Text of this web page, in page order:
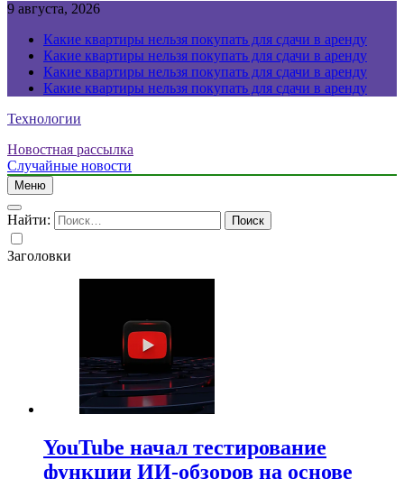
9 августа, 2026
Какие квартиры нельзя покупать для сдачи в аренду
Какие квартиры нельзя покупать для сдачи в аренду
Какие квартиры нельзя покупать для сдачи в аренду
Какие квартиры нельзя покупать для сдачи в аренду
Технологии
Новостная рассылка
Случайные новости
Меню
Найти:
Заголовки
YouTube начал тестирование
функции ИИ-обзоров на основе